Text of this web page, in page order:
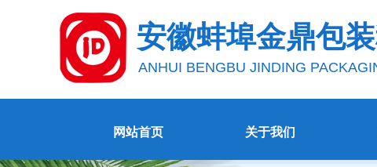
网站首页 关于我们
安徽蚌埠金鼎包
ANHUI BENGBU JINDING